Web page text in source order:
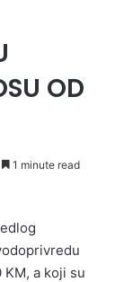
OD
1 minute read
a koji su